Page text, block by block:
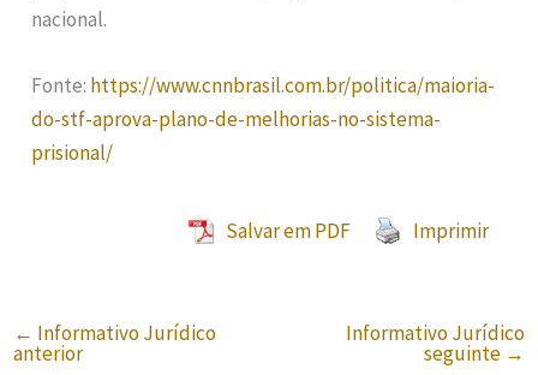
nacional.
Fonte: https://www.cnnbrasil.com.br/politica/maioria-
do-stf-aprova-plano-de-melhorias-no-sistema-
prisional/
Salvar em PDF Imprimir
← Informativo Jurídico
anterior
Informativo Jurídico
seguinte →